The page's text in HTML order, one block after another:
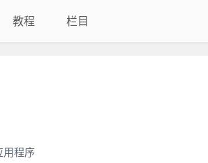
教程 栏目
用程序